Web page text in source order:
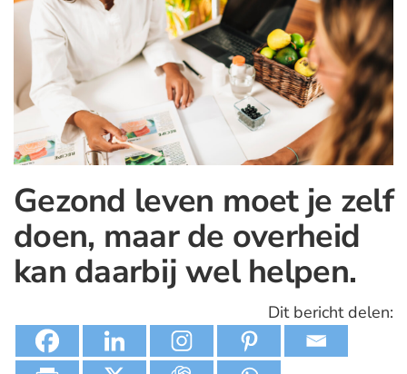
Gezond leven moet je zelf
doen, maar de overheid
kan daarbij wel helpen.
Dit bericht delen: